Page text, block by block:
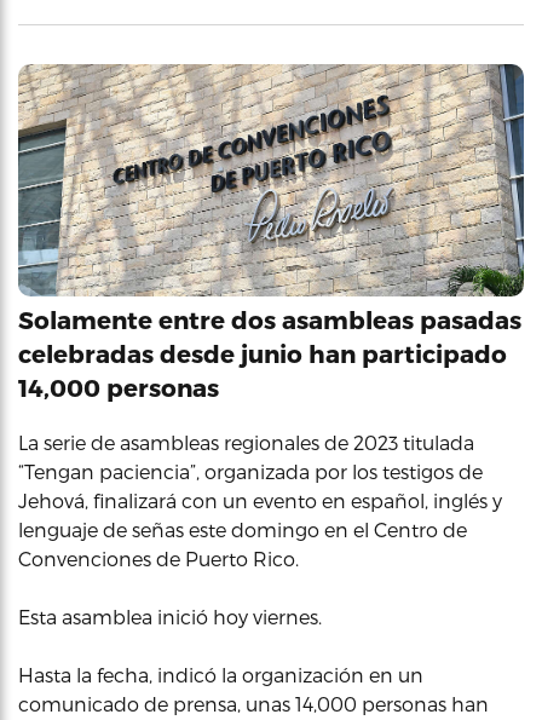
Solamente entre dos asambleas pasadas
celebradas desde junio han participado
14,000 personas
La serie de asambleas regionales de 2023 titulada
“Tengan paciencia”, organizada por los testigos de
Jehová, finalizará con un evento en español, inglés y
lenguaje de señas este domingo en el Centro de
Convenciones de Puerto Rico.
Esta asamblea inició hoy viernes.
Hasta la fecha, indicó la organización en un
comunicado de prensa, unas 14,000 personas han